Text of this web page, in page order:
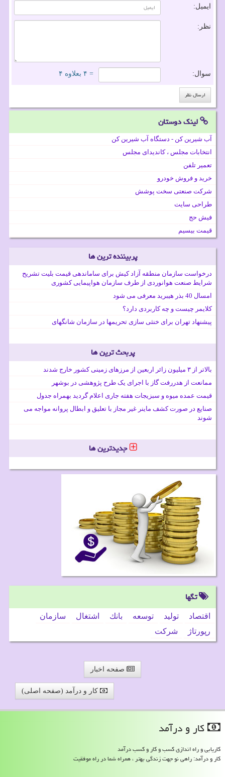
ایمیل:
نظر:
سوال: = ۴ بعلاوه ۴
لینک دوستان
آب شیرین کن - دستگاه آب شیرین کن
انتخابات مجلس ، کاندیدای مجلس
تعمیر تلفن
خرید و فروش خودرو
شرکت صنعتی سخت پوشش
طراحی سایت
فیش حج
قیمت بیسیم
پربیننده ترین ها
درخواست سازمان منطقه آزاد کیش برای ساماندهی قیمت بلیت تشریح
شرایط صنعت هوانوردی از طرف سازمان هواپیمایی کشوری
امسال 40 بذر هیبرید معرفی می شود
کلایمر چیست و چه کاربردی دارد؟
پیشنهاد تهران برای خنثی سازی تحریمها در سازمان شانگهای
پربحث ترین ها
بالاتر از ۳ میلیون زائر اربعین از مرزهای زمینی کشور خارج شدند
ممانعت از هدررفت گاز با اجرای یک طرح پژوهشی در بوشهر
قیمت عمده میوه و سبزیجات هفته جاری اعلام گردید بهمراه جدول
صنایع در صورت کشف ماینر غیر مجاز با تعلیق و ابطال پروانه مواجه می
شوند
جدیدترین ها
تگها
اقتصاد تولید توسعه بانك اشتغال
سازمان
رپورتاژ
شركت
صفحه اخبار
کار و درآمد (صفحه اصلی)
كار و درآمد
کاریابی و راه اندازی کسب و کار و کسب درآمد
کار و درآمد: راهی نو جهت زندگی بهتر ، همراه شما در راه موفقیت